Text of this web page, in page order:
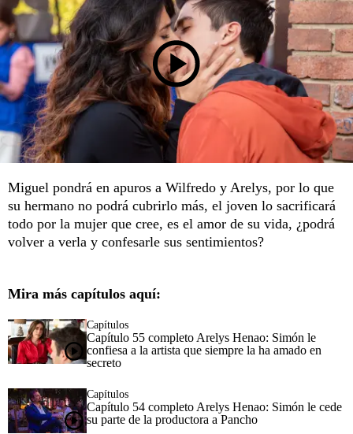
Miguel pondrá en apuros a Wilfredo y Arelys, por lo que
su hermano no podrá cubrirlo más, el joven lo sacrificará
todo por la mujer que cree, es el amor de su vida, ¿podrá
volver a verla y confesarle sus sentimientos?
Mira más capítulos aquí:
Capítulos
Capítulo 55 completo Arelys Henao: Simón le
confiesa a la artista que siempre la ha amado en
secreto
Capítulos
Capítulo 54 completo Arelys Henao: Simón le cede
su parte de la productora a Pancho